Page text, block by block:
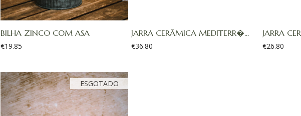
BILHA ZINCO COM ASA
€19.85
JARRA CERÂMICA MEDITERR�...
€36.80
JARRA
€26.80